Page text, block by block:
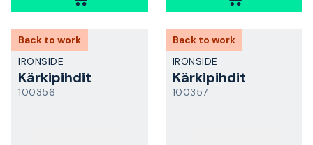
Back to work
IRONSIDE
Kärkipihdit
100356
Back to work
IRONSIDE
Kärkipihdit
100357